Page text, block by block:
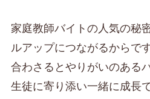
家庭教師バイトの人気の秘
ルアップにつながるからで
合わさるとやりがいのある
生徒に寄り添い一緒に成長